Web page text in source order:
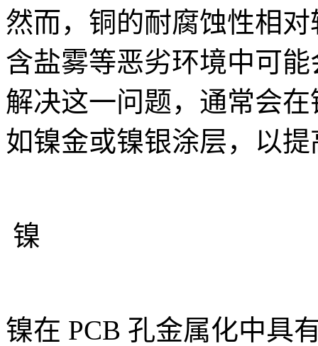
然而，铜的耐腐蚀性相
含盐雾等恶劣环境中可
解决这一问题，通常会
如镍金或镍银涂层，以
镍
镍在 PCB 孔金属化中具